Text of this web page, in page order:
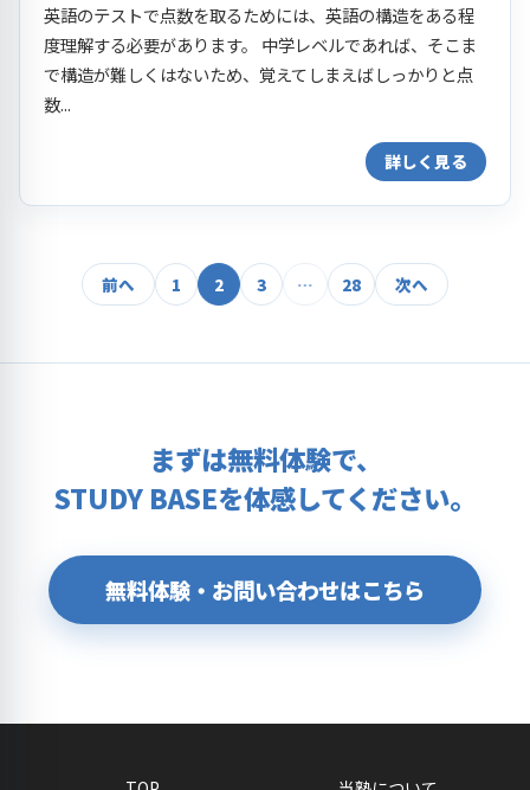
英語のテストで点数を取るためには、英語の構造をある程
度理解する必要があります。 中学レベルであれば、そこま
で構造が難しくはないため、覚えてしまえばしっかりと点
数...
詳しく見る
の
前へ 1 2 3 … 28 次へ
まずは無料体験で、
STUDY BASEを体感してください。
無料体験・お問い合わせはこちら